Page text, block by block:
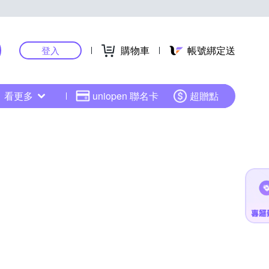
登入 購物車 帳號綁定送
看更多 uniopen 聯名卡 超贈點